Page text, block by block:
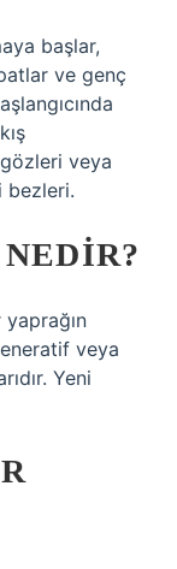
başlar,
ve genç
veya
bezleri.
veya
Yeni